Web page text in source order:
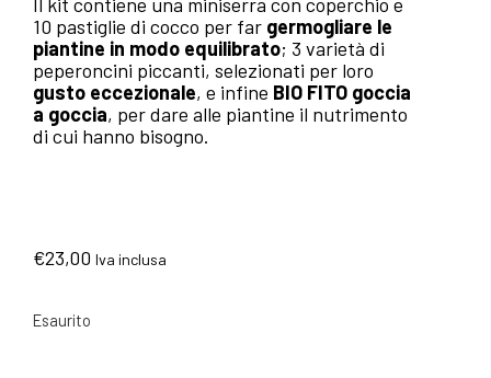
10 pastiglie di cocco per far germogliare le
piantine in modo equilibrato; 3 varietà di
peperoncini piccanti, selezionati per loro
gusto eccezionale, e infine BIO FITO goccia
a goccia, per dare alle piantine il nutrimento
di cui hanno bisogno.
€23,00 Iva inclusa
Esaurito